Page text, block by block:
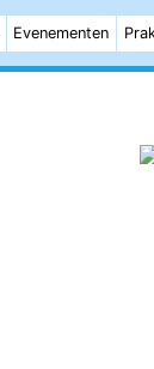
Evenementen